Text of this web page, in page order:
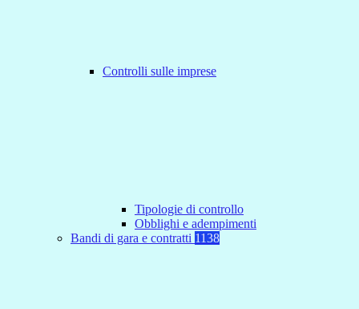
Controlli sulle imprese
Tipologie di controllo
Obblighi e adempimenti
Bandi di gara e contratti 1138